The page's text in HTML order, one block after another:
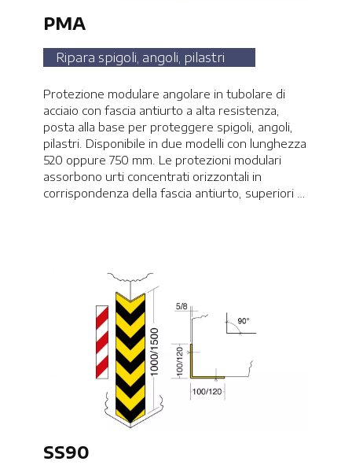
PMA
Ripara spigoli, angoli, pilastri
Protezione modulare angolare in tubolare di
acciaio con fascia antiurto a alta resistenza,
posta alla base per proteggere spigoli, angoli,
pilastri. Disponibile in due modelli con lunghezza
520 oppure 750 mm. Le protezioni modulari
assorbono urti concentrati orizzontali in
corrispondenza della fascia antiurto, superiori a
SS90